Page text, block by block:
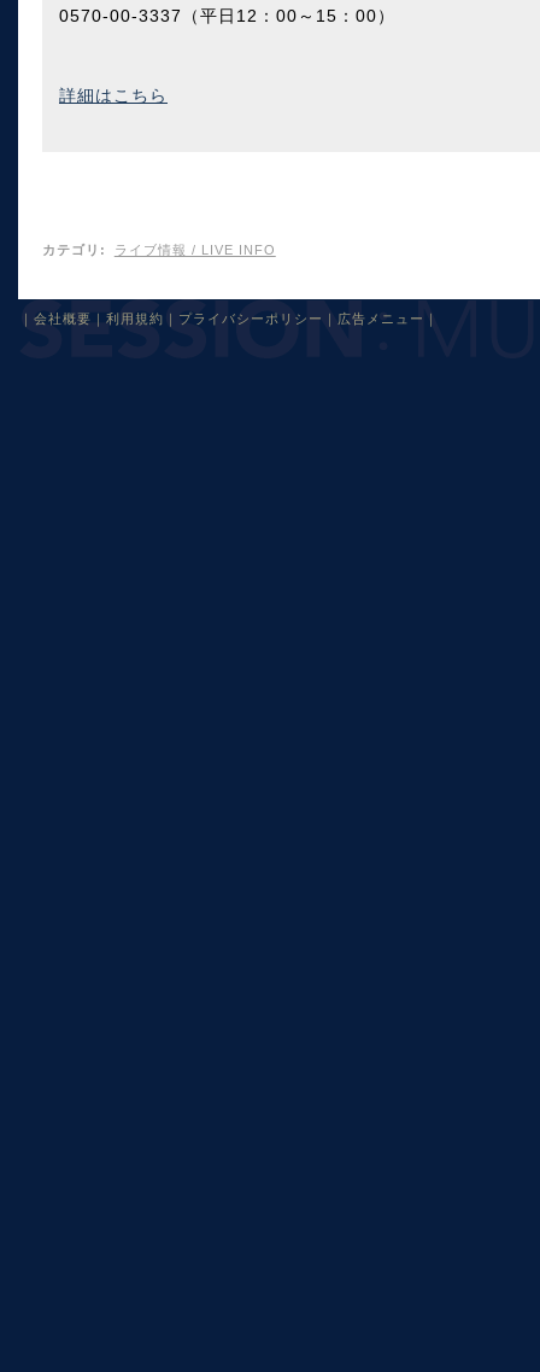
0570-00-3337（平日12：00～15：00）
詳細はこちら
カテゴリ : ライブ情報 / LIVE INFO
｜ 会社概要 ｜ 利用規約 ｜ プライバシーポリシー ｜ 広告メニュー ｜